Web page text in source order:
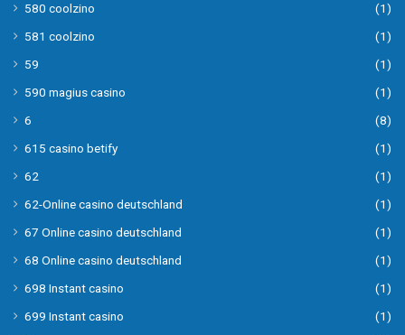
580 coolzino
(1)
581 coolzino
(1)
59
(1)
590 magius casino
(1)
6
(8)
615 casino betify
(1)
62
(1)
62-Online casino deutschland
(1)
67 Online casino deutschland
(1)
68 Online casino deutschland
(1)
698 Instant casino
(1)
699 Instant casino
(1)